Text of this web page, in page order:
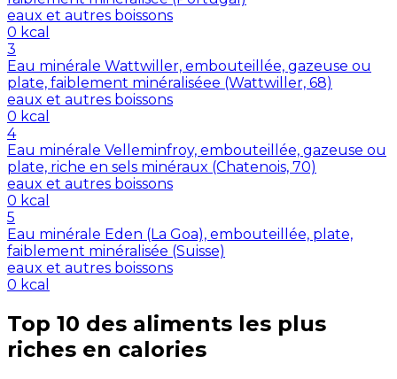
eaux et autres boissons
0 kcal
3
Eau minérale Wattwiller, embouteillée, gazeuse ou
plate, faiblement minéraliséee (Wattwiller, 68)
eaux et autres boissons
0 kcal
4
Eau minérale Velleminfroy, embouteillée, gazeuse ou
plate, riche en sels minéraux (Chatenois, 70)
eaux et autres boissons
0 kcal
5
Eau minérale Eden (La Goa), embouteillée, plate,
faiblement minéralisée (Suisse)
eaux et autres boissons
0 kcal
Top 10 des aliments les plus
riches en calories